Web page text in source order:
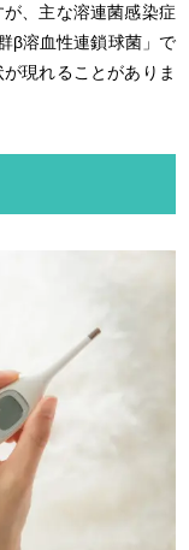
、主な溶連菌感染症
β溶血性連鎖球菌」で
現れることがありま